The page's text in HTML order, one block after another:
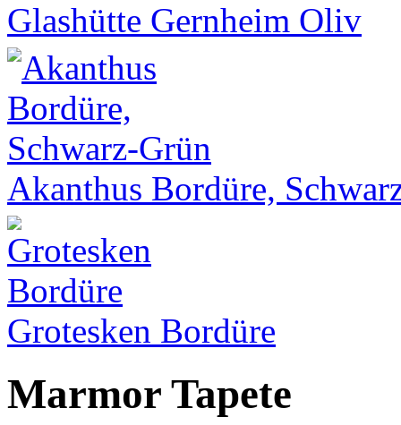
Glashütte Gernheim Oliv
Akanthus Bordüre,
Grotesken Bordüre
Marmor Tapete